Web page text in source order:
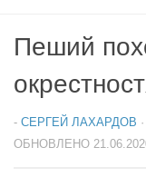
Пеший
- СЕРГЕЙ ЛАХАРДОВ
ОБНОВЛЕНО